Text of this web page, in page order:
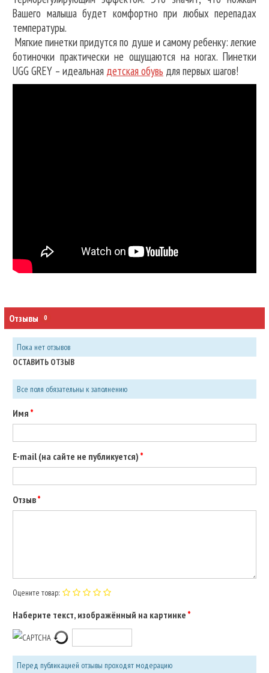
Вашего малыша будет комфортно при любых перепадах
температуры.
Мягкие пинетки придутся по душе и самому ребенку: легкие
ботиночки практически не ощущаются на ногах. Пинетки
UGG GREY – идеальная детская обувь для первых шагов!
Отзывы 0
Пока нет отзывов
ОСТАВИТЬ ОТЗЫВ
Все поля обязательны к заполнению
Имя
E-mail (на сайте не публикуется)
Отзыв
Оцените товар:
Наберите текст, изображённый на картинке
Перед публикацией отзывы проходят модерацию